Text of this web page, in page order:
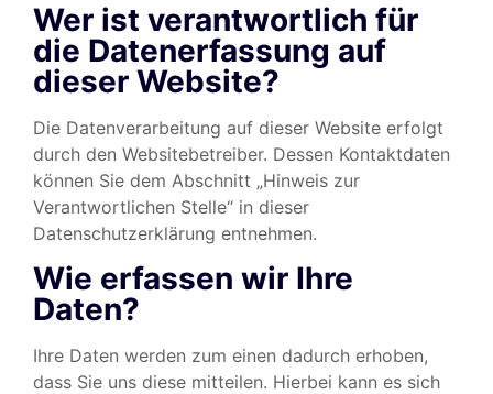
Wer ist verantwortlich für
die Datenerfassung auf
dieser Website?
Die Datenverarbeitung auf dieser Website erfolgt
durch den Websitebetreiber. Dessen Kontaktdaten
können Sie dem Abschnitt „Hinweis zur
Verantwortlichen Stelle“ in dieser
Datenschutzerklärung entnehmen.
Wie erfassen wir Ihre
Daten?
Ihre Daten werden zum einen dadurch erhoben,
dass Sie uns diese mitteilen. Hierbei kann es sich